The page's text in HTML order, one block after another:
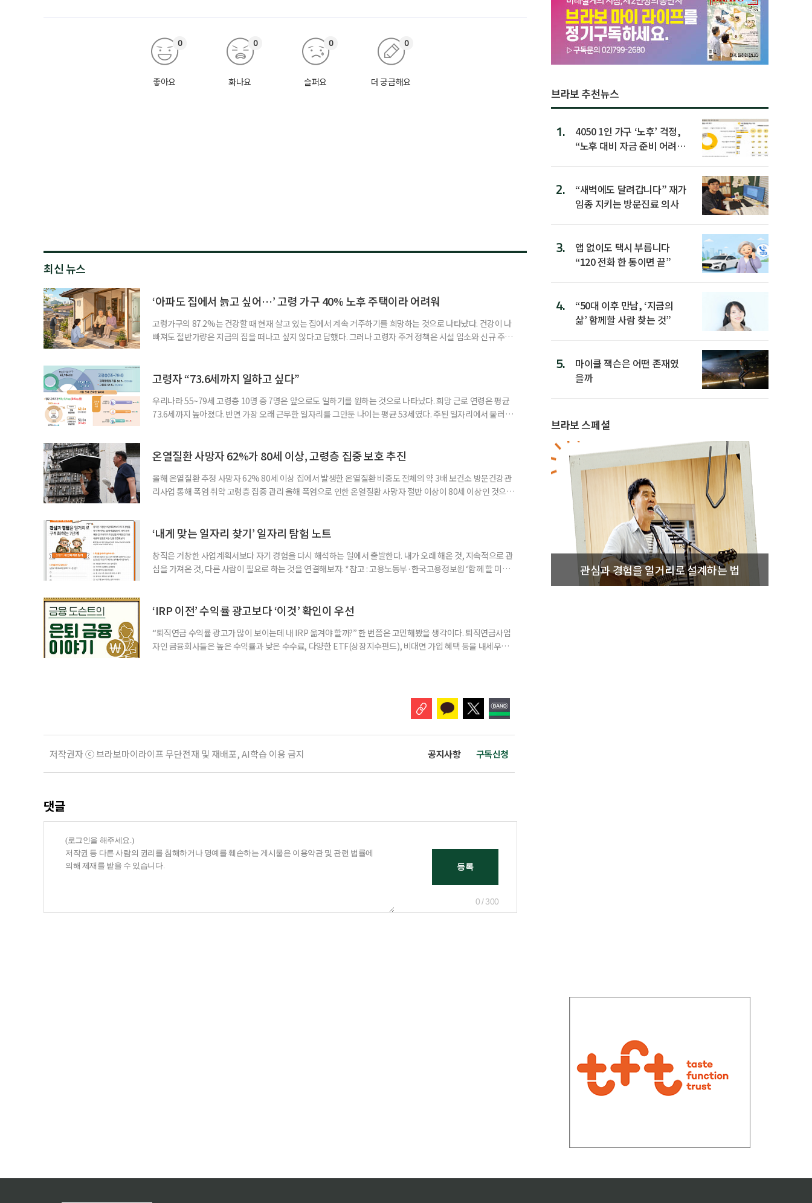
좋아요
0
화나요
0
슬퍼요
0
더 궁금해요
0
최신 뉴스
‘아파도 집에서 늙고 싶어…’ 고령 가구 40% 노후 주택이라 어려워
고령가구의 87.2%는 건강할 때 현재 살고 있는 집에서 계속 거주하기를 희망하는 것으로 나타났다. 건강이 나
빠져도 절반가량은 지금의 집을 떠나고 싶지 않다고 답했다. 그러나 고령자 주거 정책은 시설 입소와 신규 주택
여름호에 실린 ‘통합돌봄 시행에 따른 고령자 주거-돌봄 협업 체계 구축 방안’ 보고서는 고
고령자 “73.6세까지 일하고 싶다”
우리나라 55~79세 고령층 10명 중 7명은 앞으로도 일하기를 원하는 것으로 나타났다. 희망 근로 연령은 평균
73.6세까지 높아졌다. 반면 가장 오래 근무한 일자리를 그만둔 나이는 평균 53세였다. 주된 일자리에서 물러난
7000명으로, 1년 전보다 57만 명 증가했다. 15세 이상 인구에서 차지하는 비중은
온열질환 사망자 62%가 80세 이상, 고령층 집중 보호 추진
올해 온열질환 추정 사망자 62% 80세 이상 집에서 발생한 온열질환 비중도 전체의 약 3배 보건소 방문건강관
리사업 통해 폭염 취약 고령층 집중 관리 올해 폭염으로 인한 온열질환 사망자 절반 이상이 80세 이상인 것으로
고령층은 825명(33.8%), 80세 이상은 300명(12.3%)으로 집계됐다. 연령별 환자 수
‘내게 맞는 일자리 찾기’ 일자리 탐험 노트
창직은 거창한 사업계획서보다 자기 경험을 다시 해석하는 일에서 출발한다. 내가 오래 해온 것, 지속적으로 관
심을 가져온 것, 다른 사람이 필요로 하는 것을 연결해보자. *참고 : 고용노동부·한국고용정보원 ‘함께 할 미래
2._______________ 3._______________ ▷ 그중 내가 직접 해볼 만
‘IRP 이전’ 수익률 광고보다 ‘이것’ 확인이 우선
“퇴직연금 수익률 광고가 많이 보이는데 내 IRP 옮겨야 할까?” 한 번쯤은 고민해봤을 생각이다. 퇴직연금사업
자인 금융회사들은 높은 수익률과 낮은 수수료, 다양한 ETF(상장지수펀드), 비대면 가입 혜택 등을 내세우며
저작권자 ⓒ 브라보마이라이프 무단전재 및 재배포, AI학습 이용 금지 공지사항 구독신청
댓글
0 / 300
브라보 추천뉴스
1.
4050 1인 가구 ‘노후’ 걱정,
“노후 대비 자금 준비 어려
2.
“새벽에도 달려갑니다” 재가
임종 지키는 방문진료 의사
3.
앱 없이도 택시 부릅니다
“120 전화 한 통이면 끝”
4.
“50대 이후 만남, ‘지금의
삶’ 함께할 사람 찾는 것”
5.
마이클 잭슨은 어떤 존재였
을까
브라보 스페셜
관심과 경험을 일거리로 설계하는 법